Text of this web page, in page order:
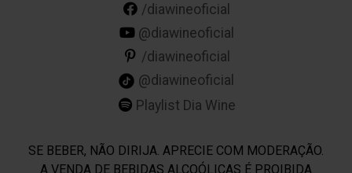
/diawineoficial
@diawineoficial
/diawineoficial
@diawineoficial
Playlist Dia Wine
SE BEBER, NÃO DIRIJA. APRECIE COM MODERAÇÃO.
A VENDA DE BEBIDAS ALCOÓLICAS É PROIBIDA